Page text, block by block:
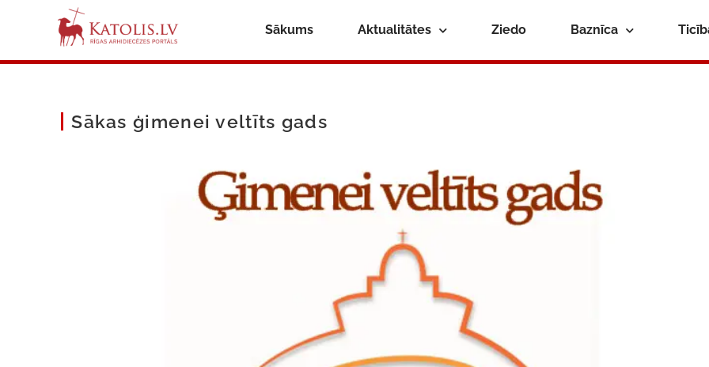
Sākums Aktualitātes Ziedo Baznīca
Sākas ģimenei veltīts gads